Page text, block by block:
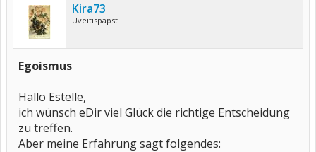
Kira73
Uveitispapst
Egoismus
Hallo Estelle,
ich wünsch eDir viel Glück die richtige Entscheidung
zu treffen.
Aber meine Erfahrung sagt folgendes: